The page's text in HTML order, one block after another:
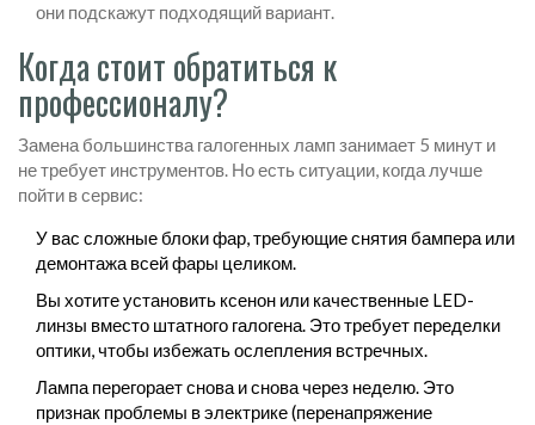
они подскажут подходящий вариант.
Когда стоит обратиться к
профессионалу?
Замена большинства галогенных ламп занимает 5 минут и
не требует инструментов. Но есть ситуации, когда лучше
пойти в сервис:
У вас сложные блоки фар, требующие снятия бампера или
демонтажа всей фары целиком.
Вы хотите установить ксенон или качественные LED-
линзы вместо штатного галогена. Это требует переделки
оптики, чтобы избежать ослепления встречных.
Лампа перегорает снова и снова через неделю. Это
признак проблемы в электрике (перенапряжение